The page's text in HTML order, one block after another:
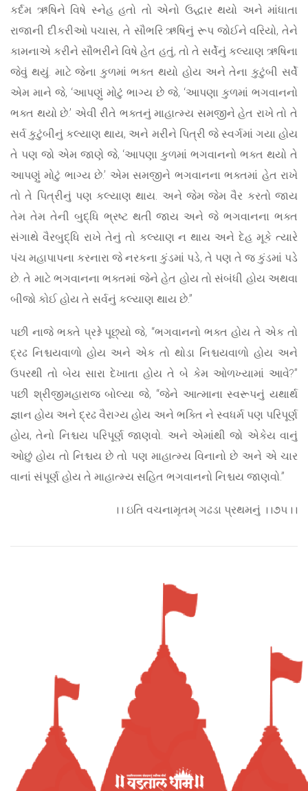
કર્દમ ઋષિને વિષે સ્નેહ હતો તો એનો ઉદ્ધાર થયો અને માંધાતા
રાજાની દીકરીઓ પચાસ, તે સૌભરિ ઋષિનું રૂપ જોઈને વરિયો, તેને
કામનાએ કરીને સૌભરીને વિષે હેત હતું, તો તે સર્વેનું કલ્યાણ ઋષિના
જેવું થયું. માટે જેના કુળમાં ભક્ત થયો હોય અને તેના કુટુંબી સર્વે
એમ માને જે, ‘આપણું મોટું ભાગ્ય છે જે, ‘આપણા કુળમાં ભગવાનનો
ભક્ત થયો છે.’ એવી રીતે ભક્તનું માહાત્મ્ય સમજીને હેત રાખે તો તે
સર્વ કુટુંબીનું કલ્યાણ થાય, અને મરીને પિત્રી જે સ્વર્ગમાં ગયા હોય
તે પણ જો એમ જાણે જે, ‘આપણા કુળમાં ભગવાનનો ભક્ત થયો તે
આપણું મોટું ભાગ્ય છે.’ એમ સમજીને ભગવાનના ભક્તમાં હેત રાખે
તો તે પિત્રીનું પણ કલ્યાણ થાય. અને જેમ જેમ વૈર કરતો જાય
તેમ તેમ તેની બુદ્ધિ ભ્રષ્ટ થતી જાય અને જે ભગવાનના ભક્ત
સંગાથે વૈરબુદ્ધિ રાખે તેનું તો કલ્યાણ ન થાય અને દેહ મૂકે ત્યારે
પંચ મહાપાપના કરનારા જે નરકના કુંડમાં પડે, તે પણ તે જ કુંડમાં પડે
છે. તે માટે ભગવાનના ભક્તમાં જેને હેત હોય તો સંબંધી હોય અથવા
બીજો કોઈ હોય તે સર્વનું કલ્યાણ થાય છે.”
પછી નાજે ભક્તે પ્રશ્ને પૂછ્યો જે, “ભગવાનનો ભક્ત હોય તે એક તો
દ્રઢ નિશ્ચયવાળો હોય અને એક તો થોડા નિશ્ચયવાળો હોય અને
ઉપરથી તો બેય સારા દેખાતા હોય તે બે કેમ ઓળખ્યામાં આવે?”
પછી શ્રીજીમહારાજ બોલ્યા જે, “જેને આત્માના સ્વરૂપનું યથાર્થ
જ્ઞાન હોય અને દ્રઢ વૈરાગ્ય હોય અને ભક્તિ ને સ્વધર્મ પણ પરિપૂર્ણ
હોય, તેનો નિશ્ચય પરિપૂર્ણ જાણવો. અને એમાંથી જો એકેય વાનું
ઓછું હોય તો નિશ્ચય છે તો પણ માહાત્મ્ય વિનાનો છે અને એ ચાર
વાનાં સંપૂર્ણ હોય તે માહાત્મ્ય સહિત ભગવાનનો નિશ્ચય જાણવો.”
।। ઇતિ વચનામૃતમ્ ગઢડા પ્રથમનું ।।૭૫।।